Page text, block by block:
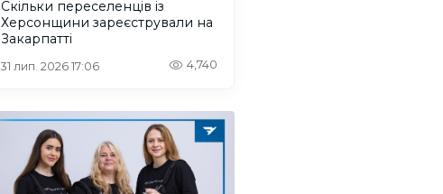
Скільки переселенців із
Херсонщини зареєстрували на
Закарпатті
31 лип. 2026 17:06 4,740